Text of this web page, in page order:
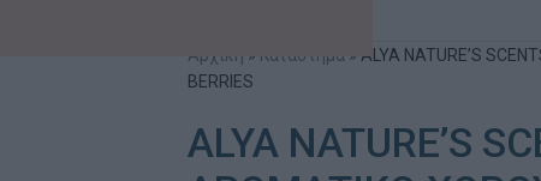
Αρχική » Κατάστημα » ALYA NATURE’S
BERRIES
ALYA NATURE’S